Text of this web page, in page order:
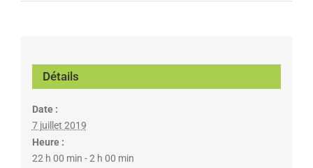
Détails
Date :
7 juillet 2019
Heure :
22 h 00 min - 2 h 00 min